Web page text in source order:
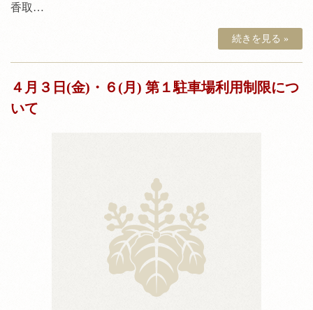
香取…
続きを見る »
４月３日(金)・６(月) 第１駐車場利用制限につ
いて